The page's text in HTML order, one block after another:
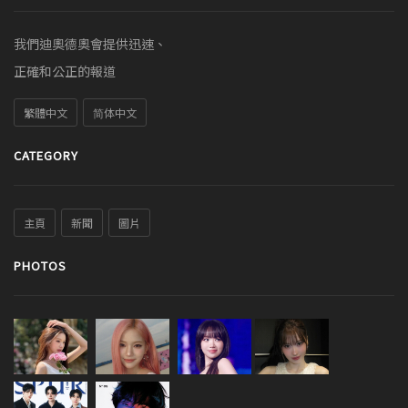
我們迪奧德奧會提供迅速、
正確和公正的報道
繁體中文 简体中文
CATEGORY
主頁 新聞 圖片
PHOTOS